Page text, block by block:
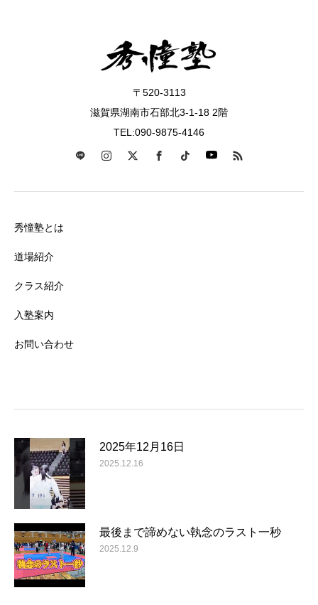
〒520-3113
滋賀県湖南市石部北3-1-18 2階
TEL:090-9875-4146
秀憧塾とは
道場紹介
クラス紹介
入塾案内
お問い合わせ
2025年12月16日
2025.12.16
最後まで諦めない執念のラスト一秒
2025.12.9